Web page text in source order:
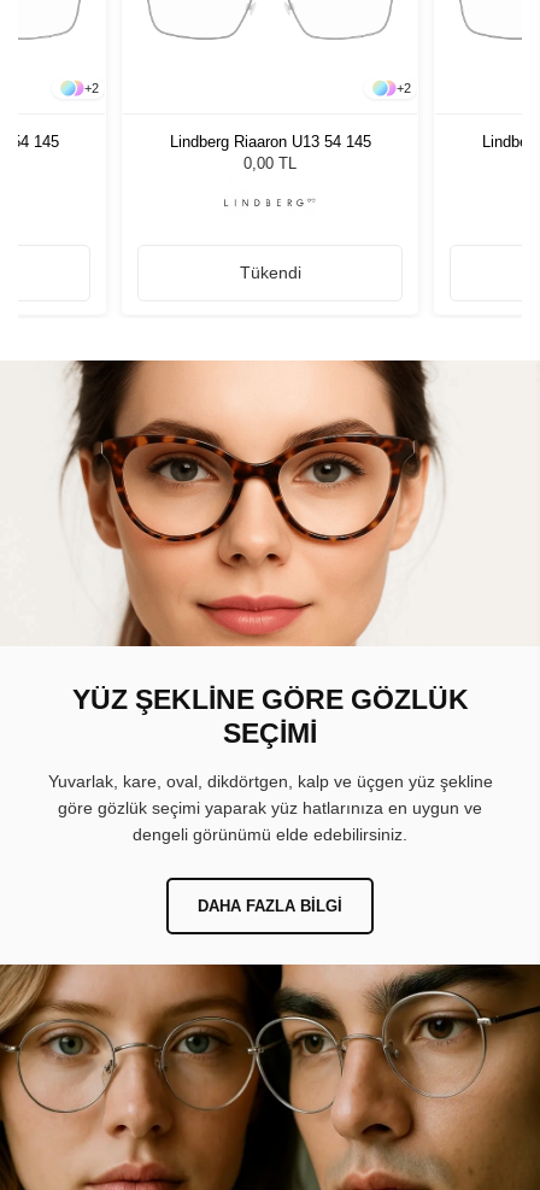
+2
54 145
+2
Lindberg Riaaron U13 54 145
0,00 TL
Tükendi
YÜZ ŞEKLİNE GÖRE GÖZLÜK
SEÇİMİ
Yuvarlak, kare, oval, dikdörtgen, kalp ve üçgen yüz şekline
göre gözlük seçimi yaparak yüz hatlarınıza en uygun ve
dengeli görünümü elde edebilirsiniz.
DAHA FAZLA BILGI